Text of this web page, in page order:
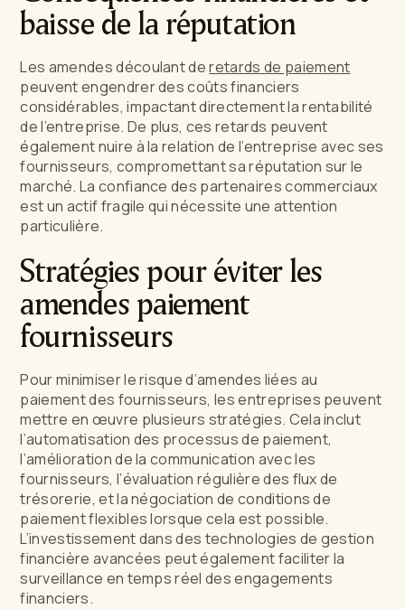
baisse de la réputation
Les amendes découlant deretards de paiement
peuvent engendrer des coûts financiers
considérables, impactant directement la rentabilité
de l’entreprise. De plus, ces retards peuvent
également nuire à la relation de l’entreprise avec ses
fournisseurs, compromettant sa réputation sur le
marché. La confiance des partenaires commerciaux
est un actif fragile qui nécessite une attention
particulière.
Stratégies pour éviter les
amendes paiement
fournisseurs
Pour minimiser le risque d’amendes liées au
paiement des fournisseurs, les entreprises peuvent
mettre en œuvre plusieurs stratégies. Cela inclut
l’automatisation des processus de paiement,
l’amélioration de la communication avec les
fournisseurs, l’évaluation régulière des flux de
trésorerie, et la négociation de conditions de
paiement flexibles lorsque cela est possible.
L’investissement dans des technologies de gestion
financière avancées peut également faciliter la
surveillance en temps réel des engagements
financiers.